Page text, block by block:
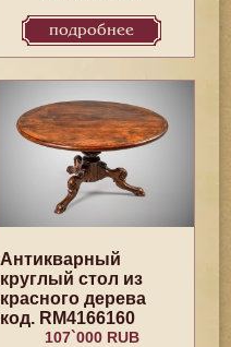
подробнее
Антикварный
круглый стол из
красного дерева
код. RM4166160
107`000 RUB